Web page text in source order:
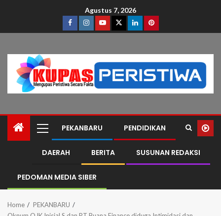
Agustus 7, 2026
PEKANBARU PENDIDIKAN
DAERAH BERITA SUSUNAN REDAKSI
PEDOMAN MEDIA SIBER
Home
PEKANBARU